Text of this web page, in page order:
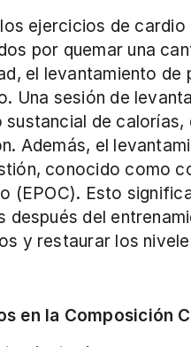
ejercicios de
por quemar una
el levantamiento
Una sesión de
sustancial de
Además, el
conocido como
(EPOC). Esto
después del
y restaurar los
en la Composición